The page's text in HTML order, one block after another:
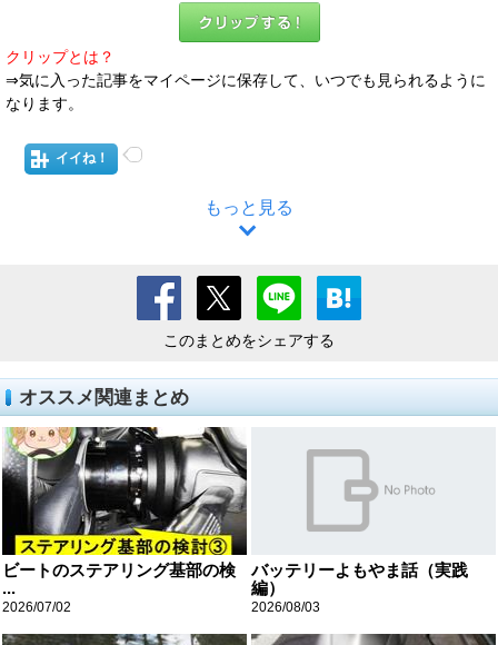
クリップとは？
⇒気に入った記事をマイページに保存して、いつでも見られるように
なります。
イイね！
もっと見る
このまとめをシェアする
オススメ関連まとめ
ビートのステアリング基部の検
...
2026/07/02
バッテリーよもやま話（実践
編）
2026/08/03